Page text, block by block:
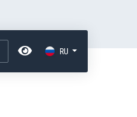
RU